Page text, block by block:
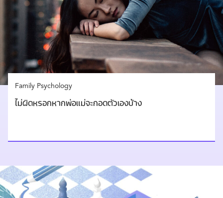
Family Psychology
ไม่ผิดหรอกหากพ่อแม่จะกอดตัวเองบ้าง